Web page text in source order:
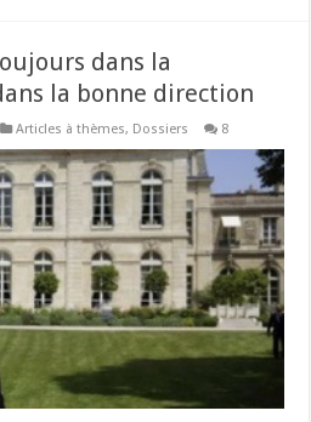
dans la
la bonne direction
Articles à thèmes, Dossiers 8